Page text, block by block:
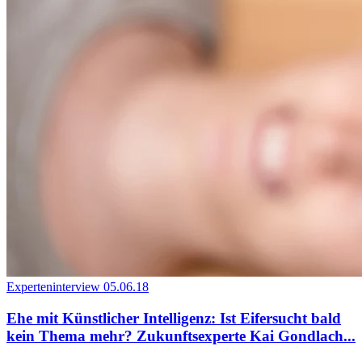
Experteninterview 05.06.18
Ehe mit Künstlicher Intelligenz: Ist Eifersucht bald
kein Thema mehr? Zukunftsexperte Kai Gondlach...